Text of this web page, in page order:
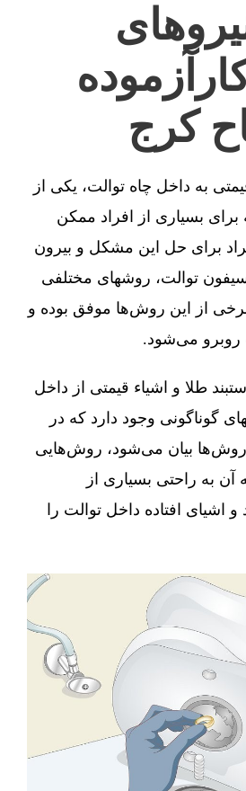
کرج
به داخل چاه توالت، یکی از
بسیاری از افراد ممکن
برای حل این مشکل و بیرون
توالت، روشهای مختلفی
برخی از این روش‌ها موفق بوده و
می‌شود.
طلا و اشیاء قیمتی از داخل
گوناگونی وجود دارد که در
بیان می‌شود، روش‌هایی
به راحتی بسیاری از
افتاده داخل توالت را